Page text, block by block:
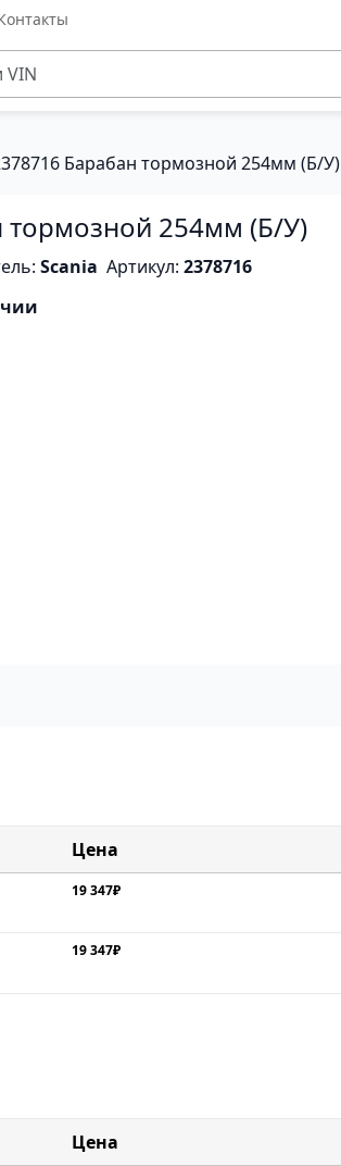
Барабан тормозной 254мм (Б/У)
тормозной 254мм (Б/У)
Scania Артикул:2378716
Цена
19 347₽
19 347₽
Цена